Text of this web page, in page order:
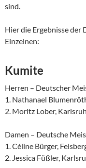
sind.
Hier die Ergebnisse
Einzelnen:
Kumite
Herren – Deutscher
1. Nathanael
2. Moritz Lober,
Damen – Deutsche
1. Céline Bürger,
2. Jessica Füßler,